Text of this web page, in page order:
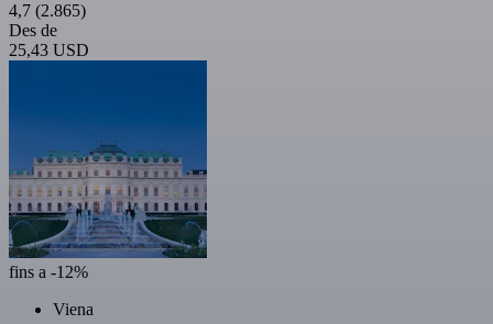
4,7 (2.865)
Des de
25,43 USD
fins a -12%
Viena